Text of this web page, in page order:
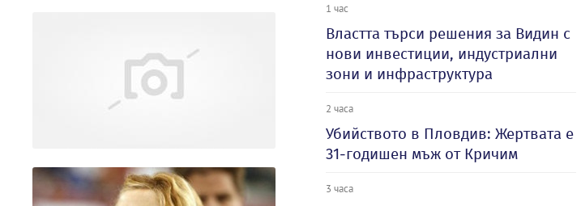
1 час
Властта търси решения за Видин с
нови инвестиции, индустриални
зони и инфраструктура
2 часа
Убийството в Пловдив: Жертвата е
31-годишен мъж от Кричим
3 часа